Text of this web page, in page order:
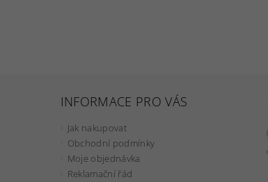
INFORMACE PRO VÁS
Jak nakupovat
Obchodní podmínky
Moje objednávka
Reklamační řád